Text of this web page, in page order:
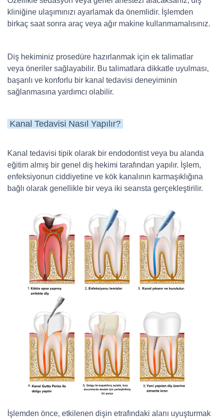
kliniğine ulaşımınızı ayarlamak da önemlidir. İşlemden
birkaç saat sonra araç veya ağır makine kullanmamalısınız.
Diş hekiminiz prosedüre hazırlanmak için ek talimatlar
veya öneriler sağlayabilir. Bu talimatlara dikkatle uyulması,
başarılı ve konforlu bir kanal tedavisi deneyiminin
sağlanmasına yardımcı olabilir.
Kanal Tedavisi Nasıl Yapılır?
Kanal tedavisi tipik olarak bir endodontist veya bu alanda
eğitim almış bir genel diş hekimi tarafından yapılır. İşlem,
enfeksiyonun ciddiyetine ve kök kanalının karmaşıklığına
bağlı olarak genellikle bir veya iki seansta gerçekleştirilir.
İşlemden önce, etkilenen dişin etrafındaki alanı uyuşturmak